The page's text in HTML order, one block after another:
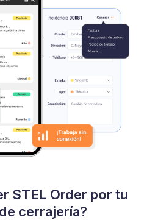
STEL Order por tu
cerrajería?